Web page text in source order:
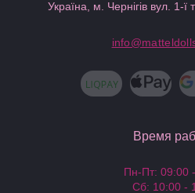
Україна, м. Чернігів вул. 1-ї
Время
Пн-Пт: 09:00
Сб: 10:00 -